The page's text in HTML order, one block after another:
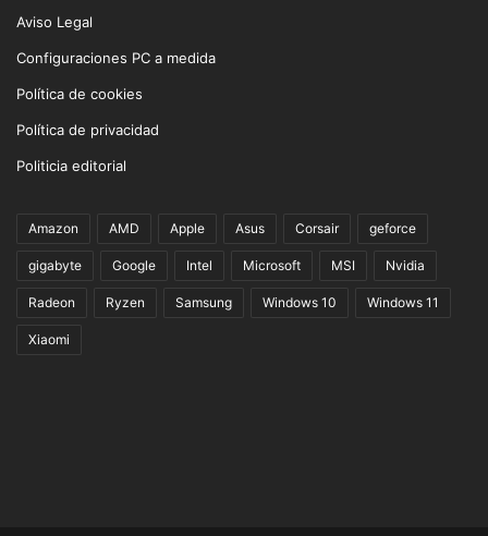
Aviso Legal
Configuraciones PC a medida
Política de cookies
Política de privacidad
Politicia editorial
Amazon AMD Apple Asus Corsair geforce
gigabyte Google Intel Microsoft MSI Nvidia
Radeon Ryzen Samsung Windows 10 Windows 11
Xiaomi